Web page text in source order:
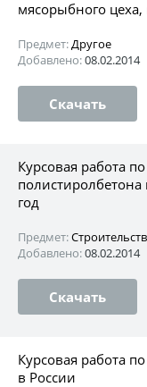
мясорыбного
Предмет:Другое
Добавлено:08.02.2014
Скачать
Курсовая работа
год
Предмет:
Добавлено:08.02.2014
Скачать
Курсовая работа
в России